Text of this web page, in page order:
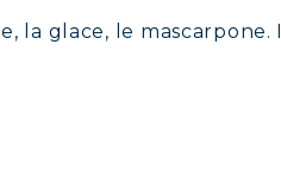
la glace, le mascarpone. Il